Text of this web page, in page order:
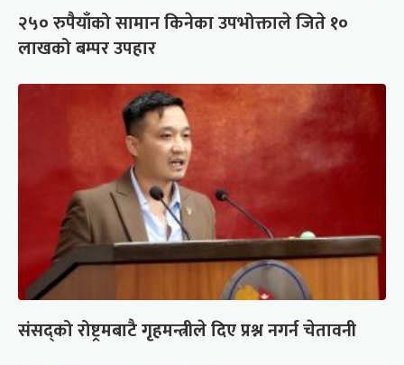
२५० रुपैयाँको सामान किनेका उपभोक्ताले जिते १०
लाखको बम्पर उपहार
संसद्को रोष्ट्रमबाटै गृहमन्त्रीले दिए प्रश्न नगर्न चेतावनी